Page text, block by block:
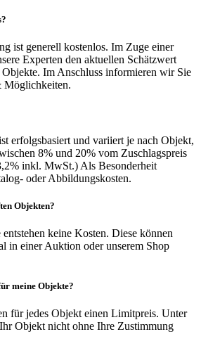
ist generell kostenlos. Im Zuge einer
Experten den aktuellen Schätzwert
Im Anschluss informieren wir Sie
Möglichkeiten.
erfolgsbasiert und variiert je nach Objekt,
8% und 20% vom Zuschlagspreis
inkl. MwSt.) Als Besonderheit
oder Abbildungskosten.
Objekten?
keine Kosten. Diese können
in einer Auktion oder unserem Shop
meine Objekte?
für jedes Objekt einen Limitpreis. Unter
Objekt nicht ohne Ihre Zustimmung